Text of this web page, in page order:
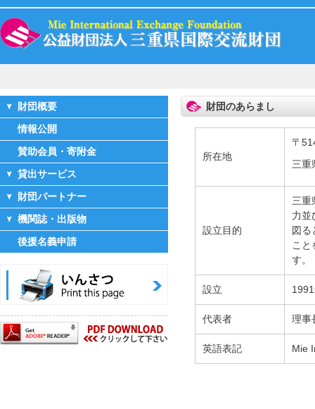
財団のあらまし
所在地
〒
三重
設立目的
三重
力並
図る
こと
す。
設立
代表者 理
英語表記 Mie
財団概要
情報公開
賛助会員・寄附金
貸出サービス
財団パートナー
機関誌・出版物
後援名義申請